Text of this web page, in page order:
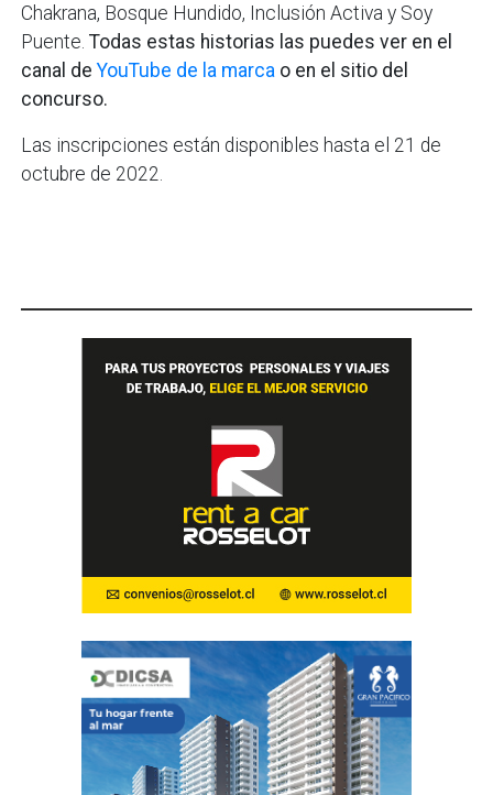
Chakrana, Bosque Hundido, Inclusión Activa y Soy
Puente.Todas estas historias las puedes ver en el
canal deYouTube de la marca o en el sitio del
concurso.
Las inscripciones están disponibles hasta el 21 de
octubre de 2022.